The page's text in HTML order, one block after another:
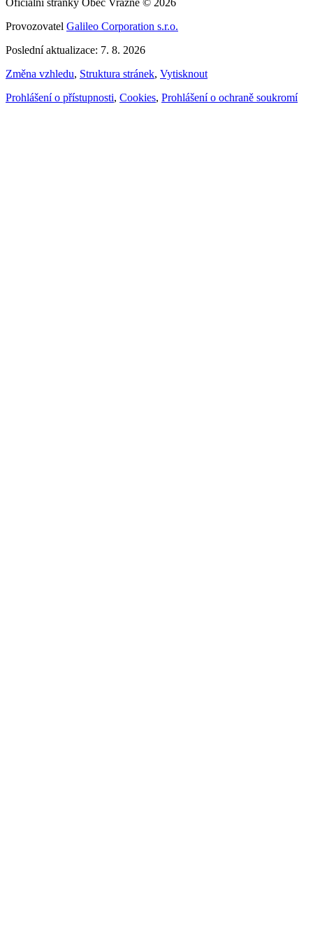
Oficiální stránky Obec Vražné © 2026
Provozovatel Galileo Corporation s.r.o.
Poslední aktualizace: 7. 8. 2026
Změna vzhledu, Struktura stránek, Vytisknout
Prohlášení o přístupnosti, Cookies, Prohlášení o ochraně soukromí